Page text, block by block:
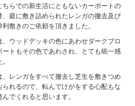
らでの新生活にともないカーポートの
庭に敷き詰められたレンガの撤去及び
敷きのご依頼を頂きました。
ウッドデッキの色にあわせダークブロ
トもその色であわされ、とても統一感
レンガをすべて撤去し芝生を敷きつめ
れるので、転んでけがをする心配もな
でくれると思います。